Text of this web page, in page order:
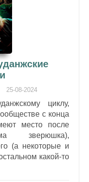
25-08-2024
циклу,
с конца
место после
зверюшка),
(а некоторые и
какой-то